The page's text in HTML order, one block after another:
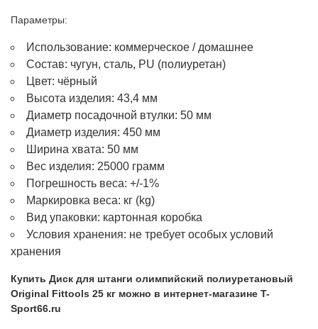
Параметры:
Использование: коммерческое / домашнее
Состав: чугун, сталь, PU (полиуретан)
Цвет: чёрный
Высота изделия: 43,4 мм
Диаметр посадочной втулки: 50 мм
Диаметр изделия: 450 мм
Ширина хвата: 50 мм
Вес изделия: 25000 грамм
Погрешность веса: +/-1%
Маркировка веса: кг (kg)
Вид упаковки: картонная коробка
Условия хранения: не требует особых условий
хранения
Купить Диск для штанги олимпийский полиуретановый
Original Fittools 25 кг можно в интернет-магазине T-
Sport66.ru